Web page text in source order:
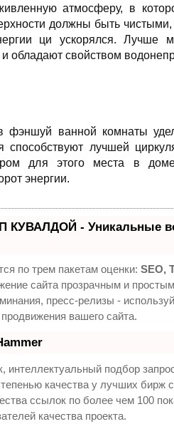
атмосферу, в
должны быть
ци ускорялся. Лучше
обладают свойством
фэншуй ванной комнаты
способствуют лучшей
для этого места в
энергии.
КУВАЛДОЙ - Уникальные
по трем пакетам оценки: SEO,
сайта прозрачным и
пресс-релизы -
вашего сайта.
подбор
качества у лучших бирж
ссылок по более чем 100
качества проекта.